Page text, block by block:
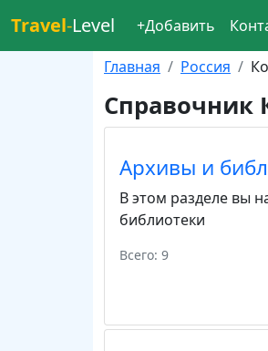
Travel-Level +Добавить
Главная Россия
Справочник
Архивы и
В этом разделе вы
библиотеки
Всего: 9